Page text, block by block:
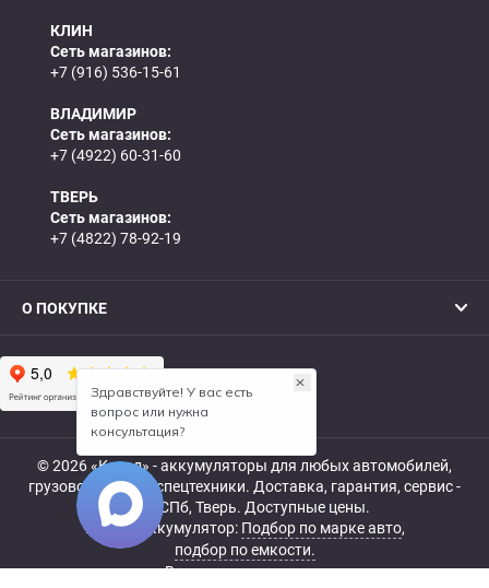
КЛИН
Сеть магазинов:
+7 (916) 536-15-61
ВЛАДИМИР
Сеть магазинов:
+7 (4922) 60-31-60
ТВЕРЬ
Сеть магазинов:
+7 (4822) 78-92-19
О ПОКУПКЕ
© 2026 «Катод» - аккумуляторы для любых автомобилей,
грузовой, мото- и спецтехники. Доставка, гарантия, сервис -
МСК, СПб, Тверь. Доступные цены.
Купить аккумулятор: Подбор по марке авто,
подбор по емкости.
Все права защищены.